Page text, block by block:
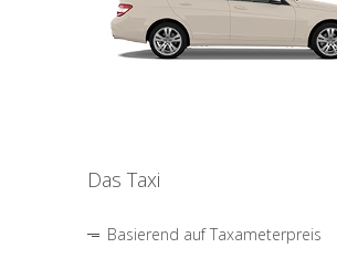
Das Taxi
Basierend auf Taxameterpreis